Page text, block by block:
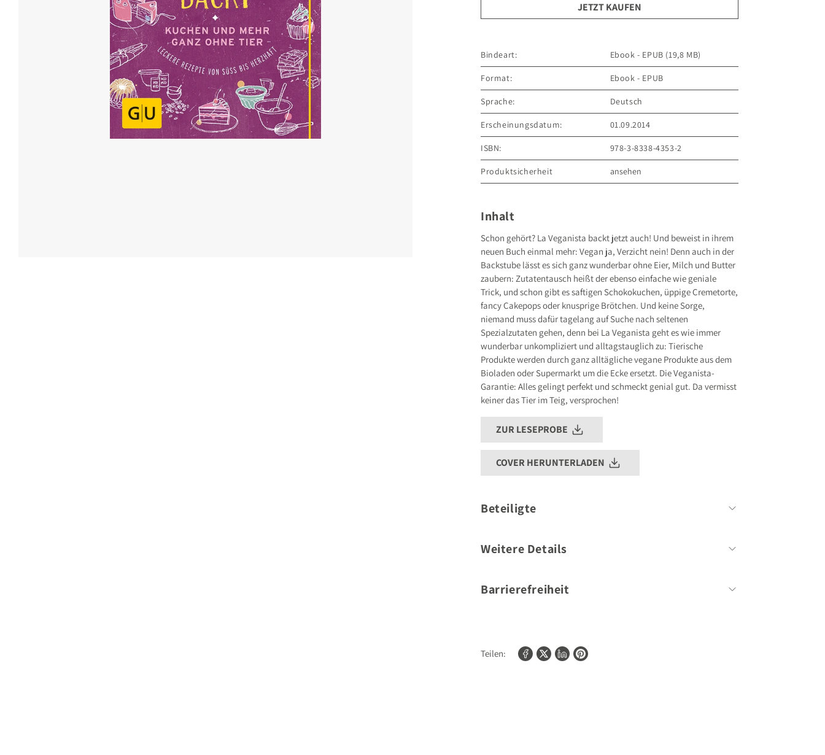
JETZT KAUFEN
Bindeart: Ebook - EPUB (19,8 MB)
Format: Ebook - EPUB
Sprache: Deutsch
Erscheinungsdatum: 01.09.2014
ISBN: 978-3-8338-4353-2
Produktsicherheit
ansehen
81675 München
Deutschland
Sicherheitshinweis entsprechend Art. 9 Abs. 7 S. 2 derGPSR
entbehrlich
Inhalt
Schon gehört? La Veganista backt jetzt auch! Und beweist in ihrem
neuen Buch einmal mehr: Vegan ja, Verzicht nein! Denn auch in der
Backstube lässt es sich ganz wunderbar ohne Eier, Milch und Butter
zaubern: Zutatentausch heißt der ebenso einfache wie geniale
Trick, und schon gibt es saftigen Schokokuchen, üppige Cremetorte,
fancy Cakepops oder knusprige Brötchen. Und keine Sorge,
niemand muss dafür tagelang auf Suche nach seltenen
Spezialzutaten gehen, denn bei La Veganista geht es wie immer
wunderbar unkompliziert und alltagstauglich zu: Tierische
Produkte werden durch ganz alltägliche vegane Produkte aus dem
Bioladen oder Supermarkt um die Ecke ersetzt. Die Veganista-
Garantie: Alles gelingt perfekt und schmeckt genial gut. Da vermisst
keiner das Tier im Teig, versprochen!
ZUR LESEPROBE
COVER HERUNTERLADEN
Beteiligte
Weitere Details
Barrierefreiheit
Teilen: